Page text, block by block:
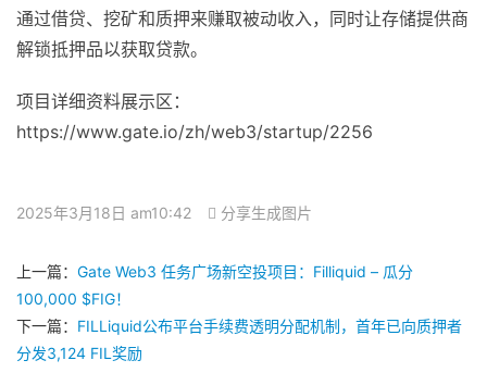
通过借贷、挖矿和质押来赚取被动收入，同时让存储提供商
解锁抵押品以获取贷款。
项目详细资料展示区：
https://www.gate.io/zh/web3/startup/2256
2025年3月18日 am10:42 分享生成图片
上一篇： Gate Web3 任务广场新空投项目：Filliquid – 瓜分
100,000 $FIG！
下一篇： FILLiquid公布平台手续费透明分配机制，首年已向质押者
分发3,124 FIL奖励